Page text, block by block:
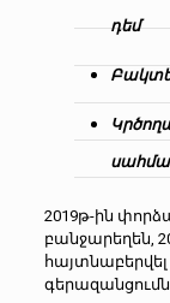
դեմ
2019թ-ին
բանջարեղեն,